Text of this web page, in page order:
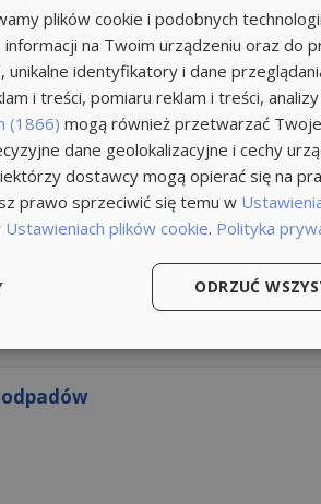
plików cookie i podobnych
na Twoim urządzeniu oraz do
unikalne identyfikatory i dane
i treści, pomiaru reklam i treści,
(1866) mogą również przetwarzać
dane geolokalizacyjne i cechy
dostawcy mogą opierać się na
prawo sprzeciwić się temu w
Ustawieniach plików cookie. Polityka
ODRZUĆ